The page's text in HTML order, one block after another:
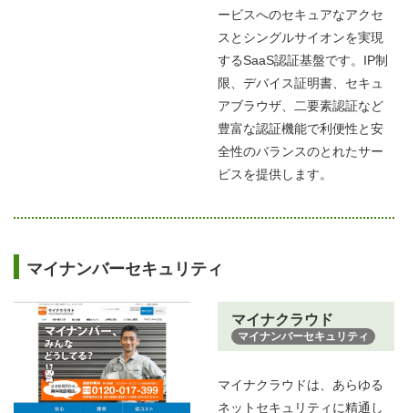
ービスへのセキュアなアクセ
スとシングルサイオンを実現
するSaaS認証基盤です。IP制
限、デバイス証明書、セキュ
アブラウザ、二要素認証など
豊富な認証機能で利便性と安
全性のバランスのとれたサー
ビスを提供します。
マイナンバーセキュリティ
マイナクラウド
マイナンバーセキュリティ
マイナクラウドは、あらゆる
ネットセキュリティに精通し